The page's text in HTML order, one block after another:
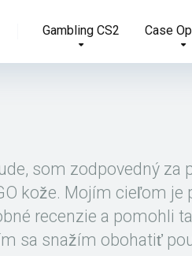
Gambling CS2 Case
som zodpovedný
kože. Mojím cieľom
recenzie a
sa snažím obohatiť